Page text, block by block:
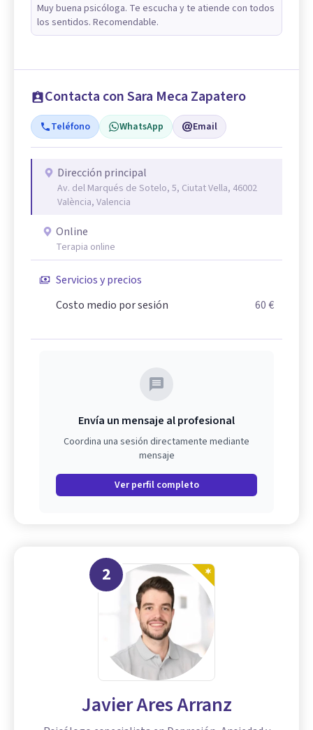
Muy buena psicóloga. Te escucha y te atiende con todos
los sentidos. Recomendable.
Contacta con Sara Meca Zapatero
Teléfono WhatsApp Email
Dirección principal
Av. del Marqués de Sotelo, 5, Ciutat Vella, 46002
València, Valencia
Online
Terapia online
Servicios y precios
Costo medio por sesión
60 €
Envía un mensaje al profesional
Coordina una sesión directamente mediante
mensaje
Ver perfil completo
2
Javier Ares Arranz